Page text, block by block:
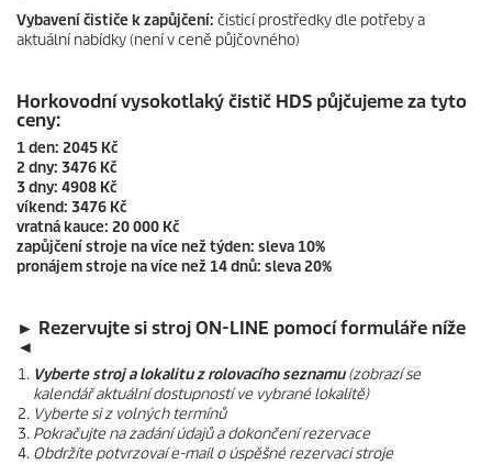
Vybavení čističe k zapůjčení: čisticí prostředky dle potřeby a
aktuální nabídky (není v ceně půjčovného)
Horkovodní vysokotlaký čistič HDS půjčujeme za tyto
ceny:
1 den: 2045 Kč
2 dny: 3476 Kč
3 dny: 4908 Kč
víkend: 3476 Kč
vratná kauce: 20 000 Kč
zapůjčení stroje na více než týden: sleva 10%
pronájem stroje na více než 14 dnů: sleva 20%
► Rezervujte si stroj ON-LINE pomocí formuláře níže
◄
Vyberte stroj a lokalitu z rolovacího seznamu(zobrazí se
kalendář aktuální dostupností ve vybrané lokalitě)
Vyberte si z volných termínů
Pokračujte na zadání údajů a dokončení rezervace
Obdržíte potvrzovaí e-mail o úspěšné rezervaci stroje